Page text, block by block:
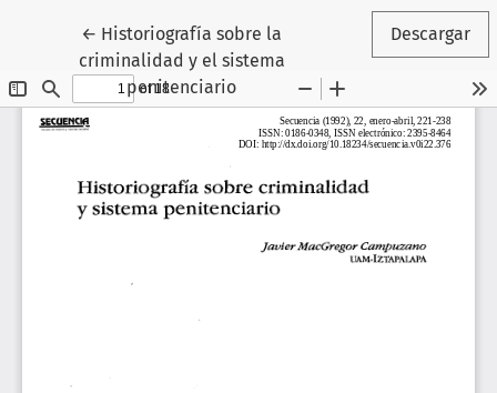
← Volver a los detalles del artículo
Historiografía sobre la
criminalidad y el sistema
penitenciario
Descargar